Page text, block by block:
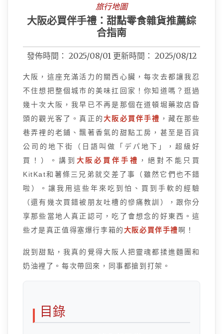
旅行地圖
大阪必買伴手禮：甜點零食雜貨推薦綜
合指南
發佈時間： 2025/08/01更新時間： 2025/08/12
大阪，這座充滿活力的關西心臟，每次去都讓我忍
不住想把整個城市的美味扛回家！你知道嗎？逛過
幾十次大阪，我早已不再是那個在道頓堀藥妝店昏
頭的觀光客了。真正的大阪必買伴手禮 ，藏在那些
巷弄裡的老鋪、飄著香氣的甜點工房，甚至是百貨
公司的地下街（日語叫做「デパ地下」，超級好
買！）。講到 大阪必買伴手禮 ，絕對不能只買
KitKat和薯條三兄弟就交差了事（雖然它們也不錯
啦）。讓我用這些年來吃到怕、買到手軟的經驗
（還有幾次買錯被朋友吐槽的慘痛教訓），跟你分
享那些當地人真正認可，吃了會想念的好東西。這
些才是真正值得塞爆行李箱的大阪必買伴手禮啊！
說到甜點，我真的覺得大阪人把靈魂都揉進麵團和
奶油裡了。每次帶回來，同事都搶到打架。
目錄